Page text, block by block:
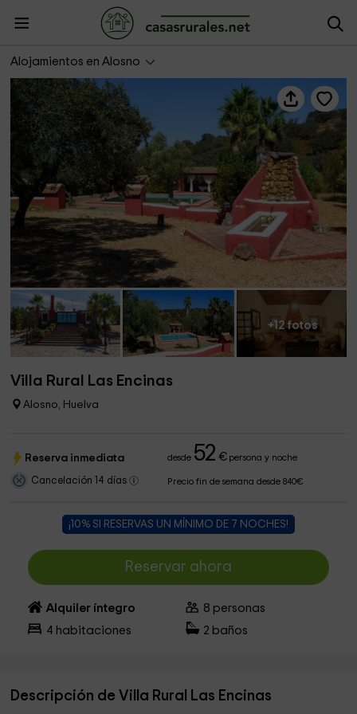
Alojamientos en Alosno
Villa Rural Las Encinas
+12 fotos
Villa Rural Las Encinas
Alosno, Huelva
Reserva inmediata desde 52 €persona y noche
Cancelación 14 días Precio fin de semana desde 840€
¡10% SI RESERVAS UN MÍNIMO DE 7 NOCHES!
Reservar ahora
Alquiler íntegro 8 personas
4 habitaciones 2 baños
Descripción de Villa Rural Las Encinas